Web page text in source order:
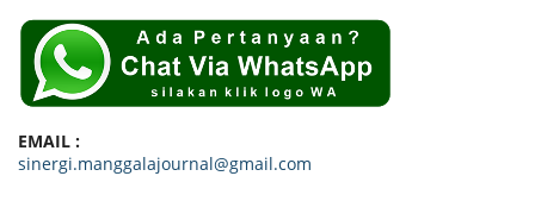
EMAIL :
sinergi.manggalajournal@gmail.com